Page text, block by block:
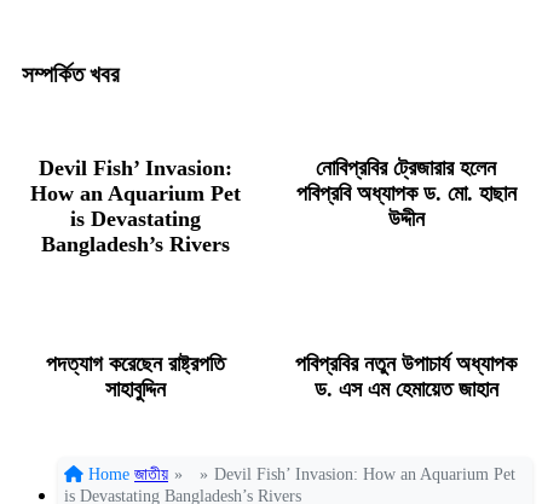
সম্পর্কিত খবর
Devil Fish’ Invasion:
How an Aquarium Pet
is Devastating
Bangladesh’s Rivers
নোবিপ্রবির ট্রেজারার হলেন
পবিপ্রবি অধ্যাপক ড. মো. হাছান
উদ্দীন
পদত্যাগ করেছেন রাষ্ট্রপতি
সাহাবুদ্দিন
পবিপ্রবির নতুন উপাচার্য অধ্যাপক
ড. এস এম হেমায়েত জাহান
Home জাতীয় » » Devil Fish’ Invasion: How an Aquarium Pet
is Devastating Bangladesh’s Rivers